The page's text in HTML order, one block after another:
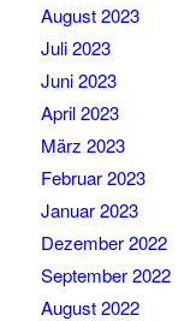
August 2023
Juli 2023
Juni 2023
April 2023
März 2023
Februar 2023
Januar 2023
Dezember 2022
September 2022
August 2022